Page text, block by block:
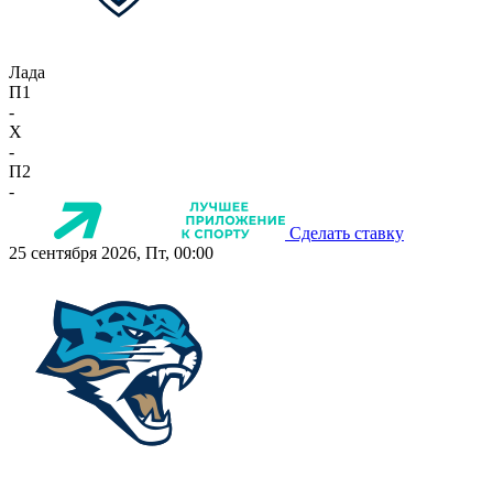
Лада
П1
-
X
-
П2
-
Сделать ставку
25 сентября 2026, Пт, 00:00